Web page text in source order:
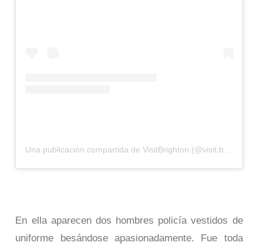
En ella aparecen dos hombres policía vestidos de
uniforme besándose apasionadamente. Fue toda